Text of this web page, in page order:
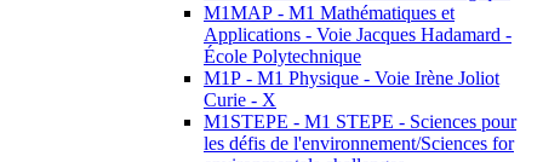
M1MAP - M1 Mathématiques et
Applications - Voie Jacques Hadamard -
École Polytechnique
M1P - M1 Physique - Voie Irène Joliot
Curie - X
M1STEPE - M1 STEPE - Sciences pour
les défis de l'environnement/Sciences for